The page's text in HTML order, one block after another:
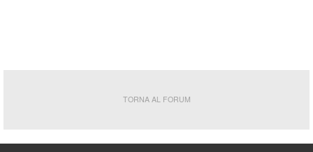
TORNA AL FORUM